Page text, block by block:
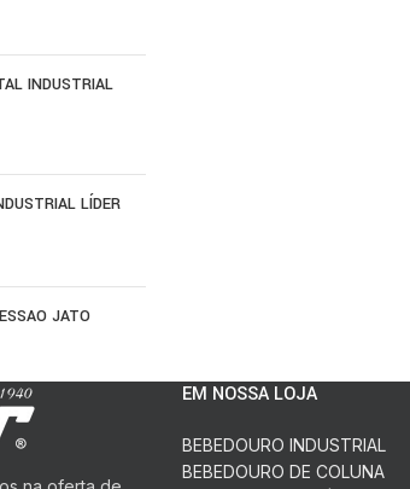
INDUSTRIAL
LÍDER
JATO
EM NOSSA LOJA
BEBEDOURO INDUSTRIAL
BEBEDOURO DE COLUNA